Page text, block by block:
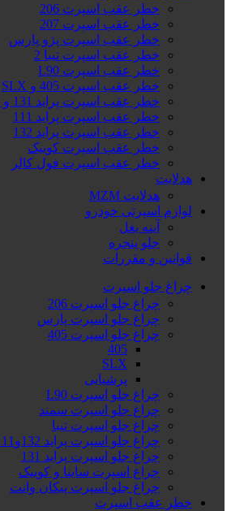
خطر عقب اسپرت 206
خطر عقب اسپرت 207
خطر عقب اسپرت پژو پارس
خطر عقب اسپرت تیبا 2
خطر عقب اسپرت L90
خطر عقب اسپرت 405 و SLX
خطر عقب اسپرت پراید 131 و GTX
خطر عقب اسپرت پراید 111
خطر عقب اسپرت پراید 132
خطر عقب اسپرت کوییک
خطر عقب اسپرت فول کالر
هدلایت
هدلایت MZM
لوازم اسپرتی خودرو
آینه بغل
جلو پنجره
قوانین و مقررات
چراغ جلو اسپرت
چراغ جلو اسپرت 206
چراغ جلو اسپرت پارس
چراغ جلو اسپرت 405
405
SLX
پرشیایی
چراغ جلو اسپرت L90
چراغ جلو اسپرت سمند
چراغ جلو اسپرت تیبا
چراغ جلو اسپرت پراید 132و111
چراغ جلو اسپرت پراید 131
چراغ اسپرت ساینا و کوییک
چراغ جلو اسپرت پیکان وانت
خطر عقب اسپرت